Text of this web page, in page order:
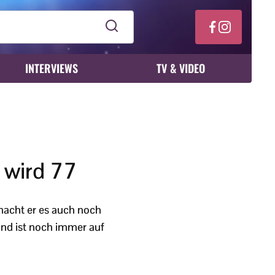
INTERVIEWS TV & VIDEO
wird 77
er es auch noch
ist noch immer auf